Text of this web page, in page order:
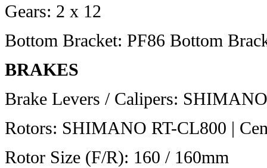
Gears: 2 x 12
Bottom Bracket: PF86 Bottom
BRAKES
Brake Levers / Calipers:
Rotors: SHIMANO RT-CL800 |
Rotor Size (F/R): 160 / 160mm